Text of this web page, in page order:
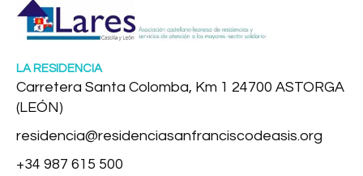
LA RESIDENCIA
Carretera Santa Colomba, Km 1 24700 ASTORGA
(LEÓN)
residencia@residenciasanfranciscodeasis.org
+34 987 615 500